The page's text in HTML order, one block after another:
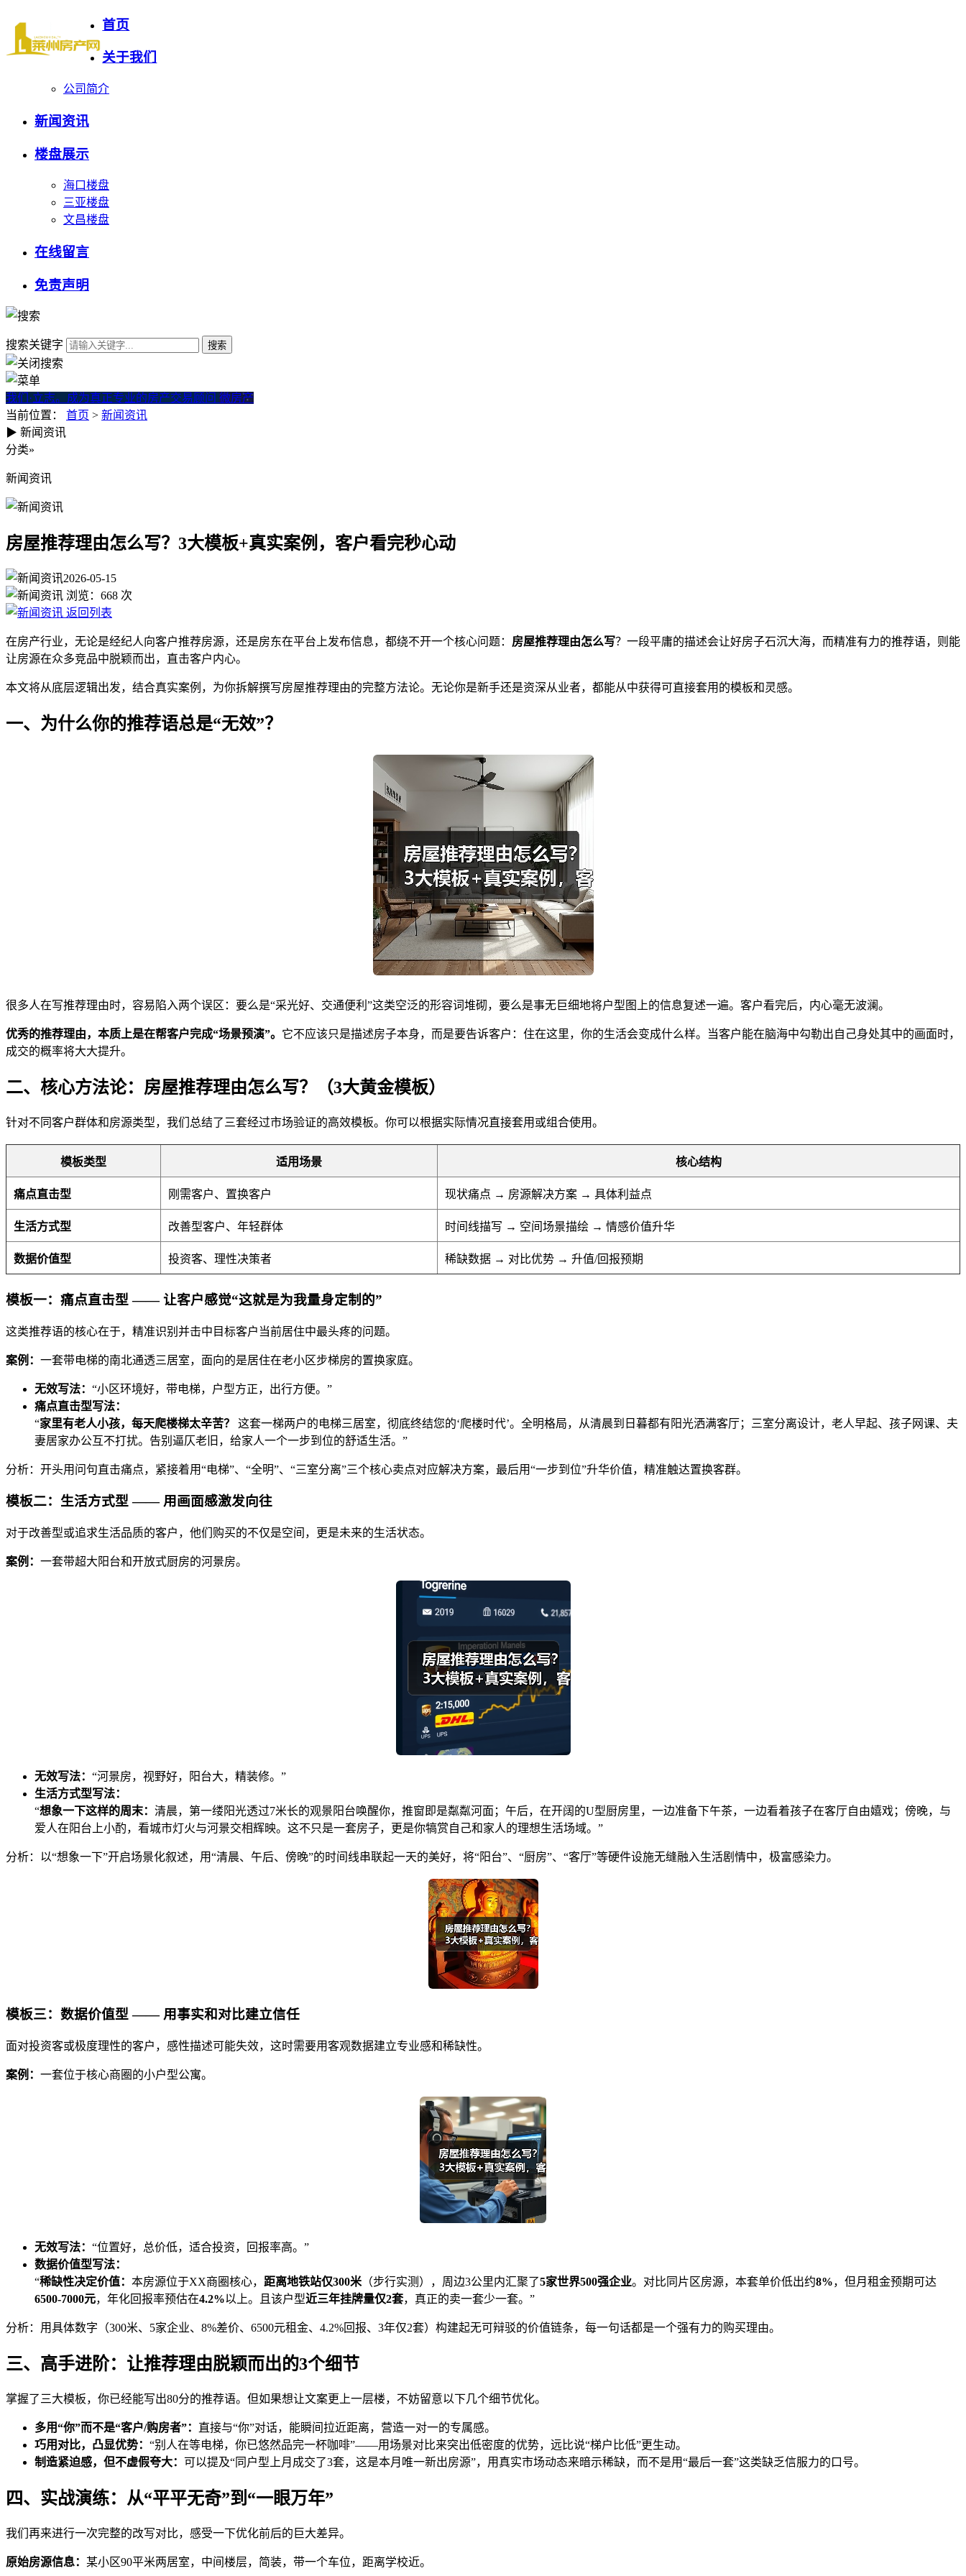
首页
关于我们
公司简介
新闻资讯
楼盘展示
海口楼盘
三亚楼盘
文昌楼盘
在线留言
免责声明
搜索关键字
我们·立志。成为真正专业的房产交易顾问 微房产
当前位置： 首页 > 新闻资讯
房屋推荐理由怎么写？3大模板+真实案例，客户看完秒心动
▶ 新闻资讯
分类»
新闻资讯
房屋推荐理由怎么写？3大模板+真实案例，客户看完秒心动
2026-05-15
浏览： 668 次
返回列表
在房产行业，无论是经纪人向客户推荐房源，还是房东在平台上发布信息，都绕不开一个核心问题： 房屋推荐理由怎么写？一段平庸的描述会让好房子石沉大海，而精准有力的推荐语，则能
让房源在众多竞品中脱颖而出，直击客户内心。
本文将从底层逻辑出发，结合真实案例，为你拆解撰写房屋推荐理由的完整方法论。无论你是新手还是资深从业者，都能从中获得可直接套用的模板和灵感。
一、为什么你的推荐语总是“无效”？
很多人在写推荐理由时，容易陷入两个误区：要么是“采光好、交通便利”这类空泛的形容词堆砌，要么是事无巨细地将户型图上的信息复述一遍。客户看完后，内心毫无波澜。
优秀的推荐理由，本质上是在帮客户完成“场景预演”。 它不应该只是描述房子本身，而是要告诉客户：住在这里，你的生活会变成什么样。当客户能在脑海中勾勒出自己身处其中的画面时，
成交的概率将大大提升。
二、核心方法论：房屋推荐理由怎么写？（3大黄金模板）
针对不同客户群体和房源类型，我们总结了三套经过市场验证的高效模板。你可以根据实际情况直接套用或组合使用。
模板类型 适用场景 核心结构
痛点直击型 刚需客户、置换客户 现状痛点 → 房源解决方案 → 具体利益点
生活方式型 改善型客户、年轻群体 时间线描写 → 空间场景描绘 → 情感价值升华
数据价值型 投资客、理性决策者 稀缺数据 → 对比优势 → 升值/回报预期
模板一：痛点直击型 —— 让客户感觉“这就是为我量身定制的”
这类推荐语的核心在于，精准识别并击中目标客户当前居住中最头疼的问题。
案例： 一套带电梯的南北通透三居室，面向的是居住在老小区步梯房的置换家庭。
无效写法： “小区环境好，带电梯，户型方正，出行方便。”
痛点直击型写法：
“家里有老人小孩，每天爬楼梯太辛苦？
这套一梯两户的电梯三居室，彻底终结您的‘爬楼时代’。全明格局，从清晨到日暮都有阳光洒满客厅；三室分离设计，老人早起、孩子网课、夫
妻居家办公互不打扰。告别逼仄老旧，给家人一个一步到位的舒适生活。”
分析：开头用问句直击痛点，紧接着用“电梯”、“全明”、“三室分离”三个核心卖点对应解决方案，最后用“一步到位”升华价值，精准触达置换客群。
模板二：生活方式型 —— 用画面感激发向往
对于改善型或追求生活品质的客户，他们购买的不仅是空间，更是未来的生活状态。
案例： 一套带超大阳台和开放式厨房的河景房。
无效写法： “河景房，视野好，阳台大，精装修。”
生活方式型写法：
“想象一下这样的周末： 清晨，第一缕阳光透过7米长的观景阳台唤醒你，推窗即是粼粼河面；午后，在开阔的U型厨房里，一边准备下午茶，一边看着孩子在客厅自由嬉戏；傍晚，与
爱人在阳台上小酌，看城市灯火与河景交相辉映。这不只是一套房子，更是你犒赏自己和家人的理想生活场域。”
分析：以“想象一下”开启场景化叙述，用“清晨、午后、傍晚”的时间线串联起一天的美好，将“阳台”、“厨房”、“客厅”等硬件设施无缝融入生活剧情中，极富感染力。
模板三：数据价值型 —— 用事实和对比建立信任
面对投资客或极度理性的客户，感性描述可能失效，这时需要用客观数据建立专业感和稀缺性。
案例： 一套位于核心商圈的小户型公寓。
无效写法： “位置好，总价低，适合投资，回报率高。”
数据价值型写法：
“稀缺性决定价值： 本房源位于XX商圈核心， 距离地铁站仅300米 （步行实测），周边3公里内汇聚了5家世界500强企业。对比同片区房源，本套单价低出约8%，但月租金预期可达
6500-7000元，年化回报率预估在4.2%以上。且该户型近三年挂牌量仅2套，真正的卖一套少一套。”
分析：用具体数字（300米、5家企业、8%差价、6500元租金、4.2%回报、3年仅2套）构建起无可辩驳的价值链条，每一句话都是一个强有力的购买理由。
三、高手进阶：让推荐理由脱颖而出的3个细节
掌握了三大模板，你已经能写出80分的推荐语。但如果想让文案更上一层楼，不妨留意以下几个细节优化。
多用“你”而不是“客户/购房者”： 直接与“你”对话，能瞬间拉近距离，营造一对一的专属感。
巧用对比，凸显优势： “别人在等电梯，你已悠然品完一杯咖啡”——用场景对比来突出低密度的优势，远比说“梯户比低”更生动。
制造紧迫感，但不虚假夸大： 可以提及“同户型上月成交了3套，这是本月唯一新出房源”，用真实市场动态来暗示稀缺，而不是用“最后一套”这类缺乏信服力的口号。
四、实战演练：从“平平无奇”到“一眼万年”
我们再来进行一次完整的改写对比，感受一下优化前后的巨大差异。
原始房源信息： 某小区90平米两居室，中间楼层，简装，带一个车位，距离学校近。